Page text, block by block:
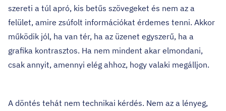
szereti a túl apró, kis betűs szövegeket és nem az a
felület, amire zsúfolt információkat érdemes tenni. Akkor
működik jól, ha van tér, ha az üzenet egyszerű, ha a
grafika kontrasztos. Ha nem mindent akar elmondani,
csak annyit, amennyi elég ahhoz, hogy valaki megálljon.
A döntés tehát nem technikai kérdés. Nem az a lényeg,